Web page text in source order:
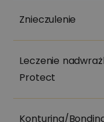
Znieczulenie
Leczenie
Protect
Konturing/